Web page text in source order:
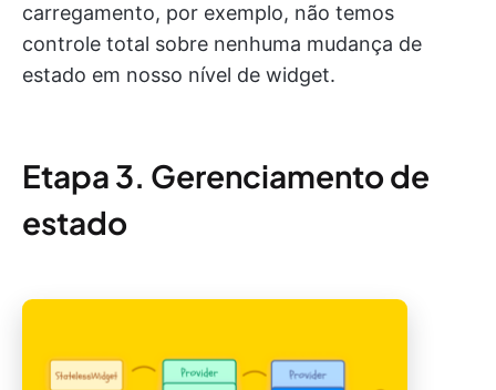
carregamento, por exemplo, não temos
controle total sobre nenhuma mudança de
estado em nosso nível de widget.
Etapa 3. Gerenciamento de
estado